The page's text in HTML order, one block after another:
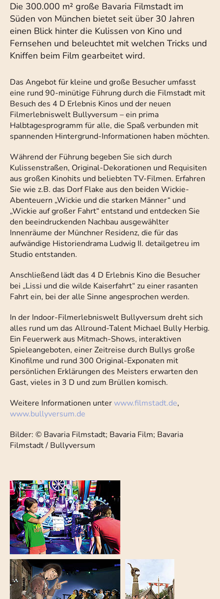
Die 300.000 m² große Bavaria Filmstadt im
Süden von München bietet seit über 30 Jahren
einen Blick hinter die Kulissen von Kino und
Fernsehen und beleuchtet mit welchen Tricks und
Kniffen beim Film gearbeitet wird.
Das Angebot für kleine und große Besucher umfasst
eine rund 90-minütige Führung durch die Filmstadt mit
Besuch des 4 D Erlebnis Kinos und der neuen
Filmerlebniswelt Bullyversum – ein prima
Halbtagesprogramm für alle, die Spaß verbunden mit
spannenden Hintergrund-Informationen haben möchten.
Während der Führung begeben Sie sich durch
Kulissenstraßen, Original-Dekorationen und Requisiten
aus großen Kinohits und beliebten TV-Filmen. Erfahren
Sie wie z.B. das Dorf Flake aus den beiden Wickie-
Abenteuern „Wickie und die starken Männer“ und
„Wickie auf großer Fahrt“ entstand und entdecken Sie
den beeindruckenden Nachbau ausgewählter
Innenräume der Münchner Residenz, die für das
aufwändige Historiendrama Ludwig II. detailgetreu im
Studio entstanden.
Anschließend lädt das 4 D Erlebnis Kino die Besucher
bei „Lissi und die wilde Kaiserfahrt“ zu einer rasanten
Fahrt ein, bei der alle Sinne angesprochen werden.
In der Indoor-Filmerlebniswelt Bullyversum dreht sich
alles rund um das Allround-Talent Michael Bully Herbig.
Ein Feuerwerk aus Mitmach-Shows, interaktiven
Spieleangeboten, einer Zeitreise durch Bullys große
Kinofilme und rund 300 Original-Exponaten mit
persönlichen Erklärungen des Meisters erwarten den
Gast, vieles in 3 D und zum Brüllen komisch.
Weitere Informationen unterwww.filmstadt.de,
www.bullyversum.de
Bilder: © Bavaria Filmstadt; Bavaria Film; Bavaria
Filmstadt / Bullyversum